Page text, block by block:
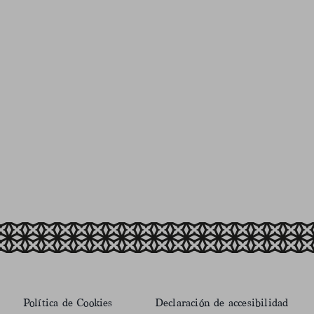
Política de Cookies Declaración de accesibilidad